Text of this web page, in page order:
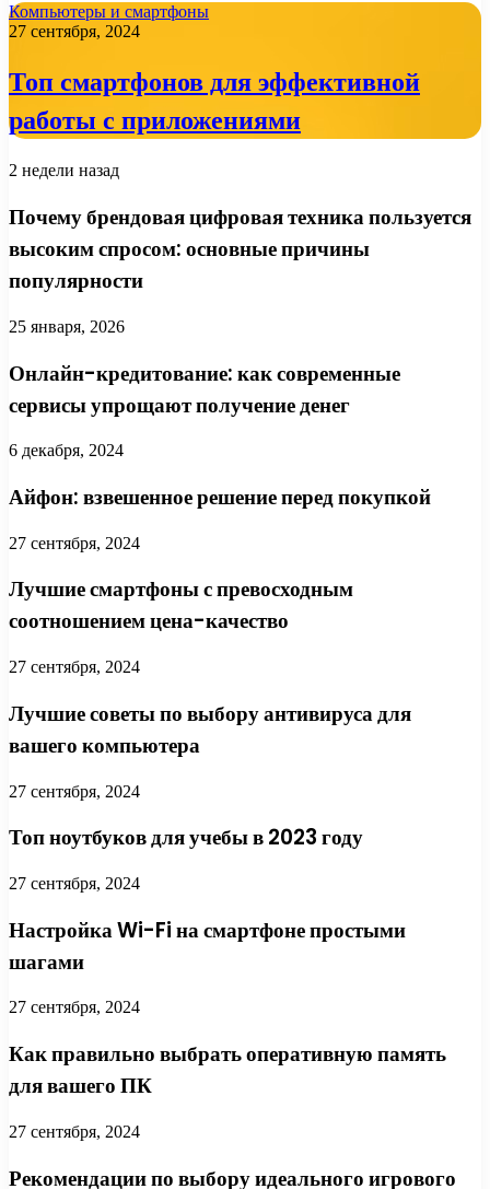
Компьютеры и смартфоны
27 сентября, 2024
Топ смартфонов для эффективной
работы с приложениями
2 недели назад
Почему брендовая цифровая техника пользуется
высоким спросом: основные причины
популярности
25 января, 2026
Онлайн-кредитование: как современные
сервисы упрощают получение денег
6 декабря, 2024
Айфон: взвешенное решение перед покупкой
27 сентября, 2024
Лучшие смартфоны с превосходным
соотношением цена-качество
27 сентября, 2024
Лучшие советы по выбору антивируса для
вашего компьютера
27 сентября, 2024
Топ ноутбуков для учебы в 2023 году
27 сентября, 2024
Настройка Wi-Fi на смартфоне простыми
шагами
27 сентября, 2024
Как правильно выбрать оперативную память
для вашего ПК
27 сентября, 2024
Рекомендации по выбору идеального игрового